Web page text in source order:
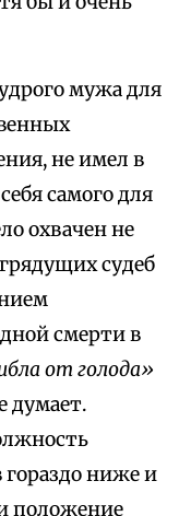
мужа для
не имел в
самого для
охвачен не
судеб
смерти в
от голода»
думает.
гораздо ниже и
положение